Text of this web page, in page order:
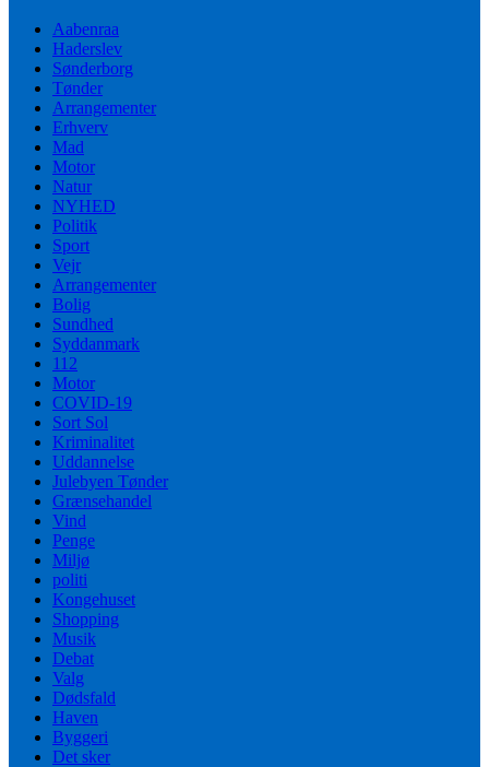
Aabenraa
Haderslev
Sønderborg
Tønder
Arrangementer
Erhverv
Mad
Motor
Natur
NYHED
Politik
Sport
Vejr
Arrangementer
Bolig
Sundhed
Syddanmark
112
Motor
COVID-19
Sort Sol
Kriminalitet
Uddannelse
Julebyen Tønder
Grænsehandel
Vind
Penge
Miljø
politi
Kongehuset
Shopping
Musik
Debat
Valg
Dødsfald
Haven
Byggeri
Det sker